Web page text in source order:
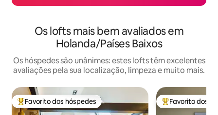
Os lofts mais bem avaliados em
Holanda/Países Baixos
Os hóspedes são unânimes: estes lofts têm excelentes
avaliações pela sua localização, limpeza e muito mais.
Favoritos dos hóspedes mais apreciados
Favorito dos hóspedes Favoritos dos
Favorito dos